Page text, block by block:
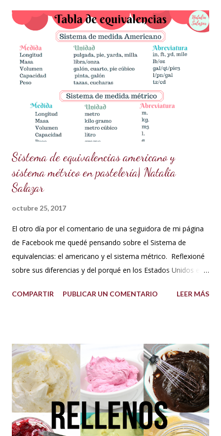
necesitas? Los ingredientes son simples y fáciles de
conseguir: 60 g de azúcar glass (cernida para evitar grumos).
15 ml de vodka (puedes sustituirlo por licor transparente) 5 g
de polvo dorado de grado alimenticio (asegúrate de que sea
seguro para el consumo y de alta calidad). 150 g de ganache
de chocolate (Si necesitas la receta, búscala aquí en mi blog
en publicaciones anteriores). ¿Cómo prepararlo? Prepara la
pasta dorada: En un recipiente pequeño,...
Sistema de equivalencias americano y
sistema métrico en pastelería| Natalia
Salazar
octubre 25, 2017
El otro día por el comentario de una seguidora de mi página
de Facebook me quedé pensando sobre el Sistema de
equivalencias: el americano y el sistema métrico. Reflexioné
sobre sus diferencias y del porqué en los Estados Unidos el
me dije: estos americanos son loquillos!!! Con todo esto
acuerdo, porque en los libros de repostería y tratados de
cocina de antes del milenio se utilizaba comúnmente el
sistema americano y no el métrico, o ambos como suelo
usarlo yo en mis recetas. En lo personal pienso que si soy
una pastelera debo manejar los dos sistemas de medidas
para así poder obtener los mejores resultados en mis
COMPARTIR PUBLICAR UN COMENTARIO LEER MÁS